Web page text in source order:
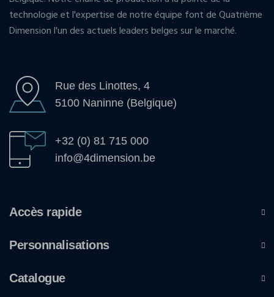
technologie et l'expertise de notre équipe font de Quatrième
Dimension l'un des actuels leaders belges sur le marché.
Rue des Linottes, 4
5100 Naninne (Belgique)
+32 (0) 81 715 000
info@4dimension.be
Accès rapide
Personnalisations
Catalogue